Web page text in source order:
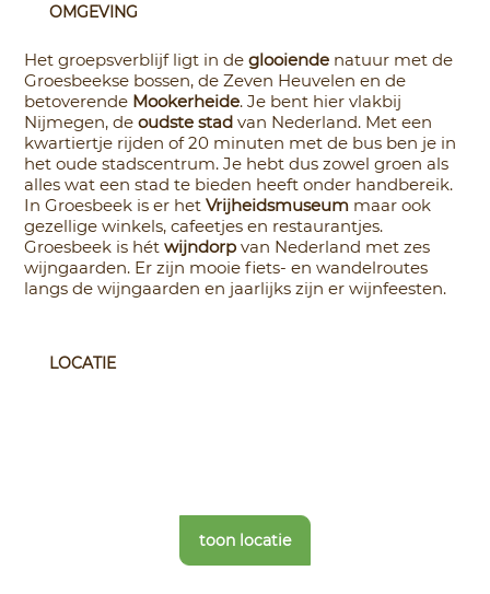
Het groepsverblijf ligt in deglooiende natuur met de
Groesbeekse bossen, de Zeven Heuvelen en de
betoverende Mookerheide. Je bent hier vlakbij
Nijmegen, deoudste stad van Nederland. Met een
kwartiertje rijden of 20 minuten met de bus ben je in
het oude stadscentrum. Je hebt dus zowel groen als
alles wat een stad te bieden heeft onder handbereik.
In Groesbeek is er hetVrijheidsmuseum maar ook
gezellige winkels, cafeetjes en restaurantjes.
Groesbeek is hétwijndorpvan Nederland met zes
wijngaarden. Er zijn mooie fiets- en wandelroutes
langs de wijngaarden en jaarlijks zijn er wijnfeesten.
OMGEVING
LOCATIE
toon locatie